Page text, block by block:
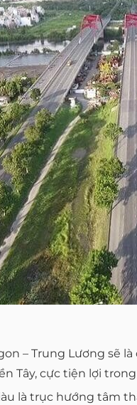
– Trung Lương sẽ
Tây, cực tiện lợi
là trục hướng tâm